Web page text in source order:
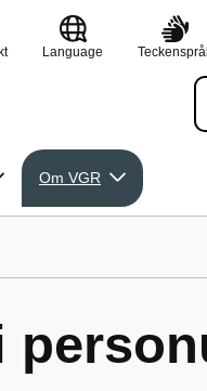
Language
Om VGR